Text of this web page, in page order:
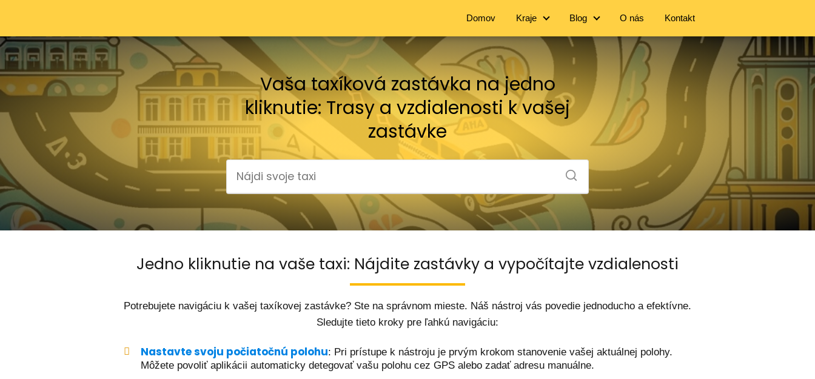
Domov Kraje Blog O nás Kontakt
Vaša taxíková zastávka na jedno
kliknutie: Trasy a vzdialenosti k vašej
zastávke
Jedno kliknutie na vaše taxi: Nájdite zastávky a vypočítajte vzdialenosti
Potrebujete navigáciu k vašej taxíkovej zastávke? Ste na správnom mieste. Náš nástroj vás povedie jednoducho a efektívne.
Sledujte tieto kroky pre ľahkú navigáciu:
Nastavte svoju počiatočnú polohu: Pri prístupe k nástroju je prvým krokom stanovenie vašej aktuálnej polohy.
Môžete povoliť aplikácii automaticky detegovať vašu polohu cez GPS alebo zadať adresu manuálne.